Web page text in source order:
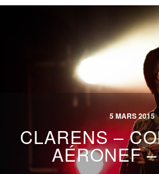
5 MARS 2015
CLARENS –
AÉRONEF